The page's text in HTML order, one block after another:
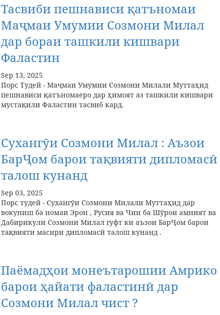
Тасвиби пешнависи қатъномаи
Маҷмаи Умумии Созмони Милал
дар бораи ташкили кишвари
Фаластин
Sep 13, 2025
Порс Тудей - Маҷмаи Умумии Созмони Милали Муттаҳид
пешнависи қатъномаеро дар ҳимоят аз ташкили кишвари
мустақили Фаластин тасвиб кард.
Сухангӯи Созмони Милал : Аъзои
БарҶом барои тақвияти дипломасӣ
талош кунанд
Sep 03, 2025
Порс тудей - Сухангӯи Созмони Милали Муттаҳид дар
вокуниш ба номаи Эрон , Русия ва Чин ба Шӯрои амният ва
Дабирикули Созмони Милал гуфт ки аъзои БарҶом барои
тақвияти масири дипломасӣ талош кунанд .
Паёмадҳои монеътарошии Амрико
барои ҳайати фаластинӣ дар
Созмони Милал чист ?